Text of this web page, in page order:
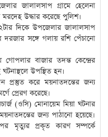
জালালসাপ গ্রামে হেলেনা
উদ্ধার করেছে পুলিশ।
দিকে উপজেলার জালালসাপ
দরজার সঙ্গে গলায় রশি পেঁচানো
গোপলার বাজার তদন্ত কেন্দ্রের
উপস্থিত হন।
প্রস্তুত করে ময়নাতদন্তের জন্য
প্রেরণ করেছে।
(ওসি) মোনায়েম মিয়া ঘটনার
জন্য পাঠানো হয়েছে।
পর মৃত্যুর প্রকৃত কারণ সম্পর্কে